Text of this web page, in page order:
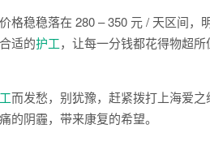
价格稳稳落在 280 – 350 元 / 天区间，
适的护工，让每一分钱都花得物超所
而发愁，别犹豫，赶紧拨打上海爱之
的阴霾，带来康复的希望。